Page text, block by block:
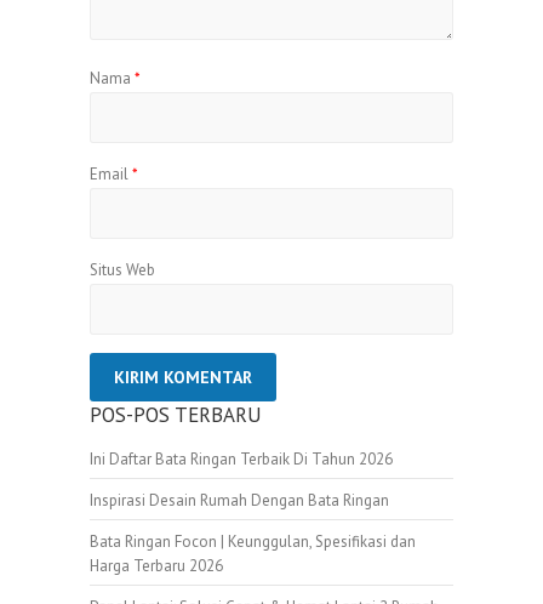
Nama *
Email*
Situs Web
POS-POS TERBARU
Ini Daftar Bata Ringan Terbaik Di Tahun 2026
Inspirasi Desain Rumah Dengan Bata Ringan
Bata Ringan Focon | Keunggulan, Spesifikasi dan
Harga Terbaru 2026